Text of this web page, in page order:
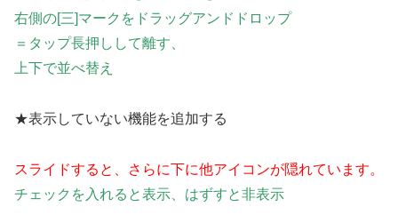
右側の[三]マークをドラッグアンドドロップ
＝タップ長押しして離す、
上下で並べ替え
★表示していない機能を追加する
スライドすると、さらに下に他アイコンが隠れています。
チェックを入れると表示、はずすと非表示